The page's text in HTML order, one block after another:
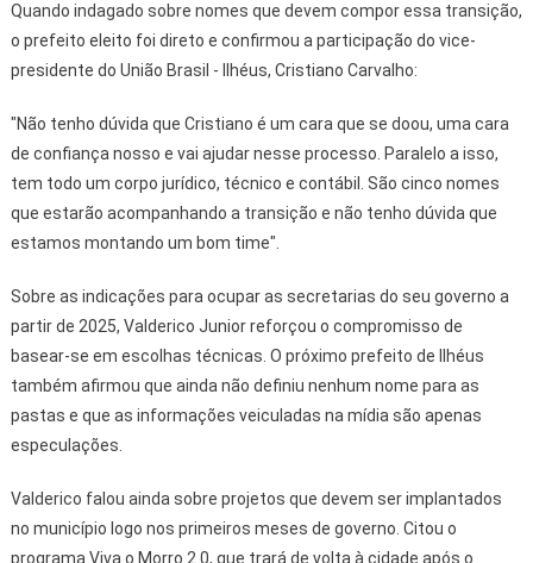
Quando indagado sobre nomes que devem compor essa transição,
o prefeito eleito foi direto e confirmou a participação do vice-
presidente do União Brasil - Ilhéus, Cristiano Carvalho:
"Não tenho dúvida que Cristiano é um cara que se doou, uma cara
de confiança nosso e vai ajudar nesse processo. Paralelo a isso,
tem todo um corpo jurídico, técnico e contábil. São cinco nomes
que estarão acompanhando a transição e não tenho dúvida que
estamos montando um bom time".
Sobre as indicações para ocupar as secretarias do seu governo a
partir de 2025, Valderico Junior reforçou o compromisso de
basear-se em escolhas técnicas. O próximo prefeito de Ilhéus
também afirmou que ainda não definiu nenhum nome para as
pastas e que as informações veiculadas na mídia são apenas
especulações.
Valderico falou ainda sobre projetos que devem ser implantados
no município logo nos primeiros meses de governo. Citou o
programa Viva o Morro 2.0, que trará de volta à cidade após o